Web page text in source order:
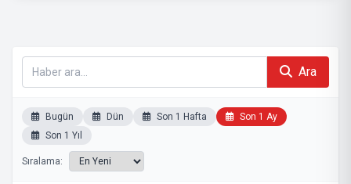
Ara
Bugün Dün Son 1 Hafta
Son 1 Ay
Son 1 Yıl
Sıralama: